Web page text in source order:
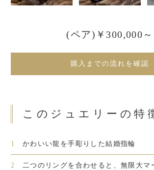
(ペア)￥300,000～
購入までの流れを確認
このジュエリーの特
1 かわいい龍を手彫りした結婚指輪
2 二つのリングを合わせると、無限大マ